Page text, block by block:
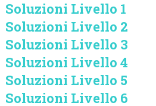
Soluzioni Livello 1
Soluzioni Livello 2
Soluzioni Livello 3
Soluzioni Livello 4
Soluzioni Livello 5
Soluzioni Livello 6